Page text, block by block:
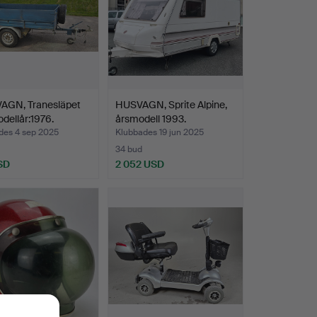
Tranesläpet
4 sep 2025
HUSVAGN, Sprite Alpine,
årsmodell 1993.
Klubbades 19 jun 2025
34 bud
2 052 USD